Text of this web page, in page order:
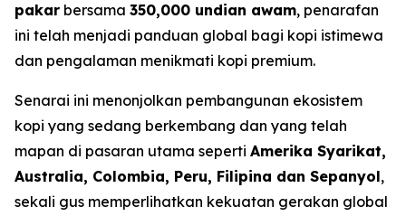
pakar bersama 350,000 undian awam, penarafan
ini telah menjadi panduan global bagi kopi istimewa
dan pengalaman menikmati kopi premium.
Senarai ini menonjolkan pembangunan ekosistem
kopi yang sedang berkembang dan yang telah
mapan di pasaran utama seperti Amerika Syarikat,
Australia, Colombia, Peru, Filipina dan Sepanyol,
sekali gus memperlihatkan kekuatan gerakan global